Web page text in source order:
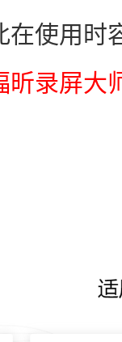
在使用时
昕录屏大